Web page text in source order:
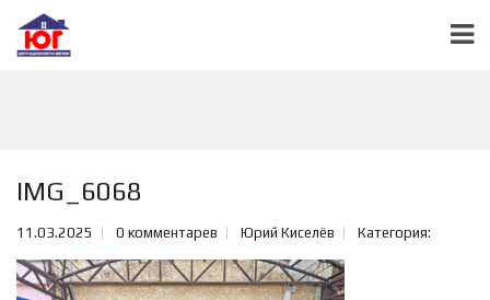
IMG_6068
11.03.2025 0 комментарев Юрий Киселёв Категория: